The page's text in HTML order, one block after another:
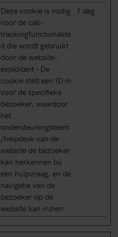
Deze cookie is nodig
voor de call-
trackingfunctionalite
it die wordt gebruikt
door de website-
exploitant - De
cookie stelt een ID in
voor de specifieke
bezoeker, waardoor
het
ondersteuningsteam
/helpdesk van de
website de bezoeker
kan herkennen bij
een hulpvraag, en de
navigatie van de
bezoeker op de
website kan inzien.
1 dag